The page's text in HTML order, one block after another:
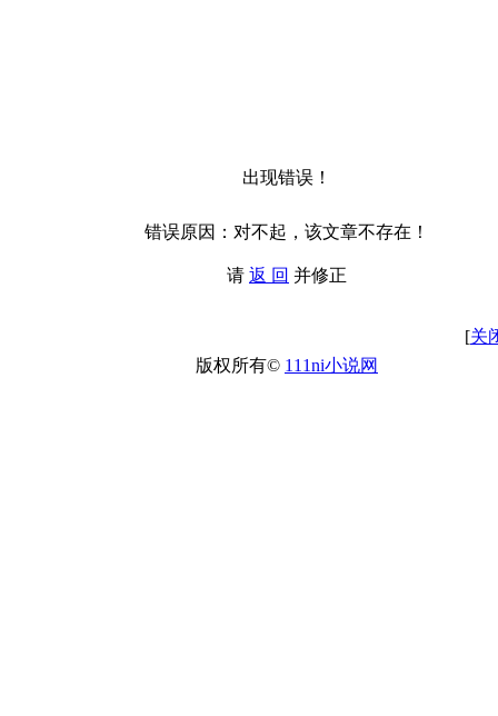
出现错误！
错误原因：对不起，该文章不存在！
请 返 回 并修正
[关
版权所有© 111ni小说网